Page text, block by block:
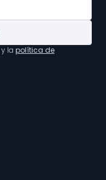
y la política de